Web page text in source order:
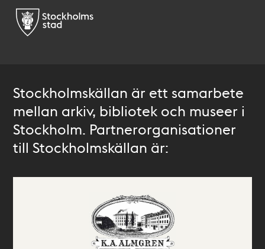
Stockholmskällan är ett samarbete
mellan arkiv, bibliotek och museer i
Stockholm. Partnerorganisationer
till Stockholmskällan är: